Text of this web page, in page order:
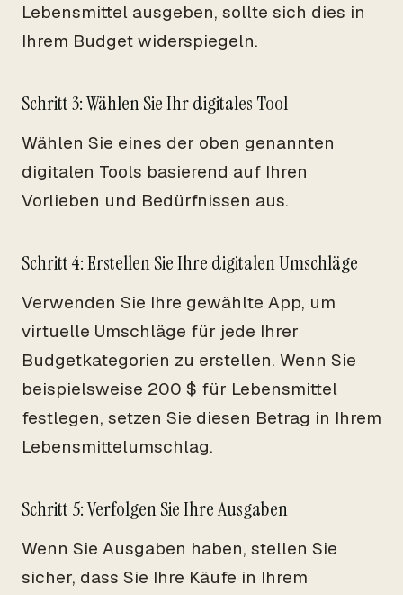
Lebensmittel ausgeben, sollte sich dies in
Ihrem Budget widerspiegeln.
Schritt 3: Wählen Sie Ihr digitales Tool
Wählen Sie eines der oben genannten
digitalen Tools basierend auf Ihren
Vorlieben und Bedürfnissen aus.
Schritt 4: Erstellen Sie Ihre digitalen Umschläge
Verwenden Sie Ihre gewählte App, um
virtuelle Umschläge für jede Ihrer
Budgetkategorien zu erstellen. Wenn Sie
beispielsweise 200 $ für Lebensmittel
festlegen, setzen Sie diesen Betrag in Ihrem
Lebensmittelumschlag.
Schritt 5: Verfolgen Sie Ihre Ausgaben
Wenn Sie Ausgaben haben, stellen Sie
sicher, dass Sie Ihre Käufe in Ihrem